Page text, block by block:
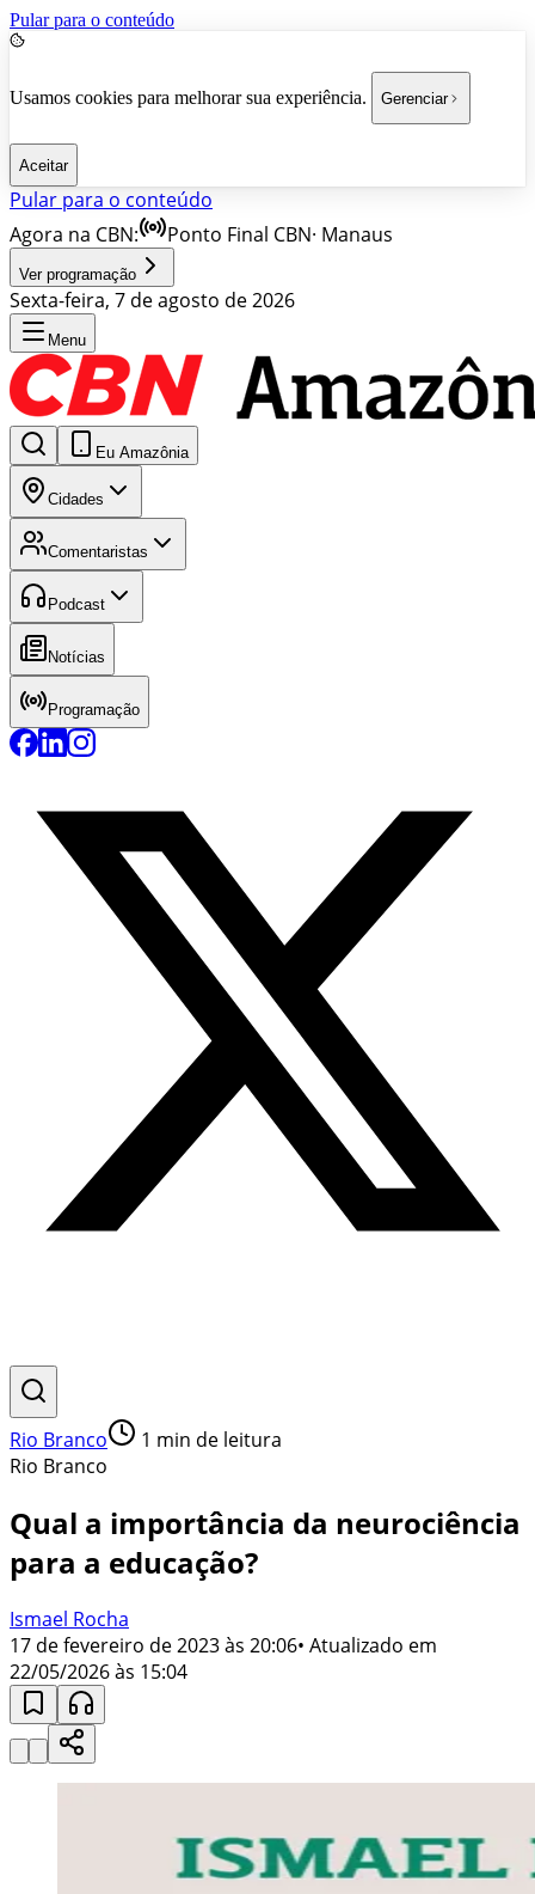
Pular para o conteúdo
Usamos cookies para melhorar sua experiência. Gerenciar
Aceitar
Pular para o conteúdo
Agora na CBN:
Ponto Final CBN· Manaus
Ver programação
Sexta-feira, 7 de agosto de 2026
Menu
Eu Amazônia
Cidades
Comentaristas
Podcast
Notícias
Programação
Rio Branco 1 min de leitura
Rio Branco
Qual a importância da neurociência
para a educação?
Ismael Rocha
17 de fevereiro de 2023 às 20:06• Atualizado em
22/05/2026 às 15:04